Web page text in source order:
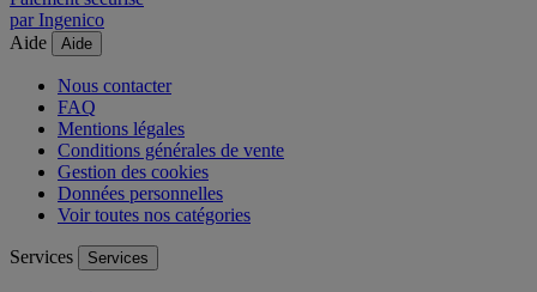
Paiement sécurisé
par Ingenico
Nous contacter
FAQ
Mentions légales
Conditions générales de vente
Gestion des cookies
Données personnelles